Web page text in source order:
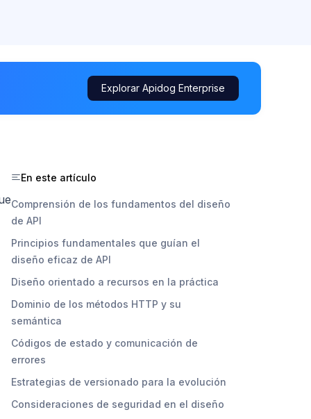
Explorar Apidog Enterprise
En este artículo
Comprensión de los fundamentos del diseño
de API
Principios fundamentales que guían el
diseño eficaz de API
Diseño orientado a recursos en la práctica
Dominio de los métodos HTTP y su
semántica
Códigos de estado y comunicación de
errores
Estrategias de versionado para la evolución
Consideraciones de seguridad en el diseño